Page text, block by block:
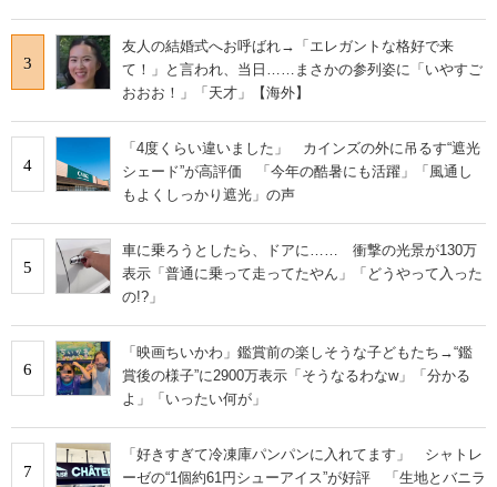
3
友人の結婚式へお呼ばれ→「エレガントな格好で来
て！」と言われ、当日……まさかの参列姿に「いやすご
おおお！」「天才」【海外】
4
「4度くらい違いました」 カインズの外に吊るす“遮光
シェード”が高評価 「今年の酷暑にも活躍」「風通し
もよくしっかり遮光」の声
5
車に乗ろうとしたら、ドアに…… 衝撃の光景が130万
表示「普通に乗って走ってたやん」「どうやって入った
の!?」
6
「映画ちいかわ」鑑賞前の楽しそうな子どもたち→“鑑
賞後の様子”に2900万表示「そうなるわなw」「分かる
よ」「いったい何が」
7
「好きすぎて冷凍庫パンパンに入れてます」 シャトレ
ーゼの“1個約61円シューアイス”が好評 「生地とバニラ